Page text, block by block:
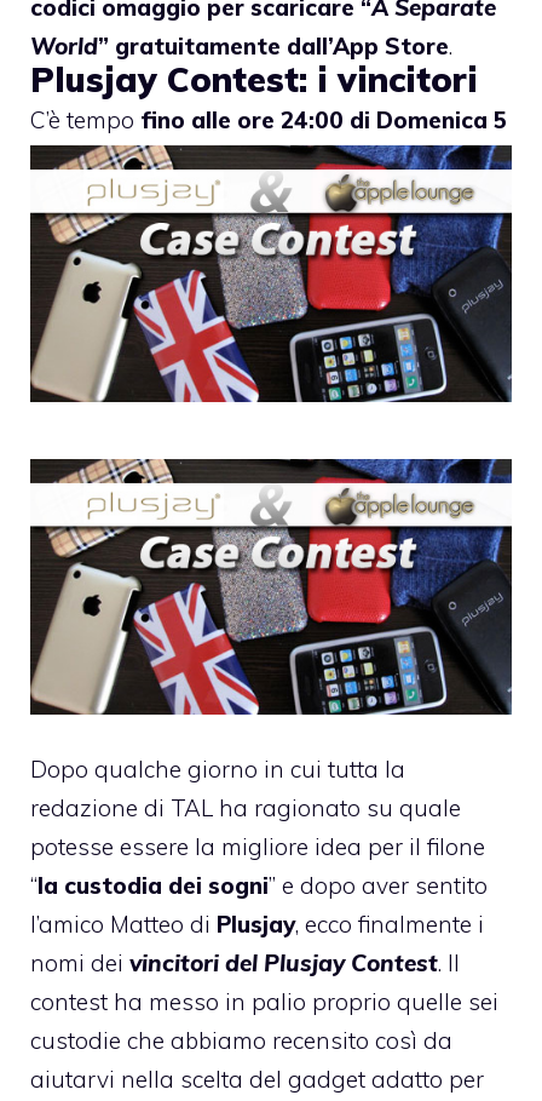
codici omaggio per scaricare “A Separate
World” gratuitamente dall’App Store.
C’è tempo fino alle ore 24:00 di Domenica 5
Luglio per partecipare. Ecco come fare.
Plusjay Contest: i vincitori
Dopo qualche giorno in cui tutta la
redazione di TAL ha ragionato su quale
potesse essere la migliore idea per il filone
“la custodia dei sogni” e dopo aver sentito
l’amico Matteo di Plusjay, ecco finalmente i
nomi dei vincitori del Plusjay Contest. Il
contest ha messo in palio proprio quelle sei
custodie che abbiamo recensito così da
aiutarvi nella scelta del gadget adatto per